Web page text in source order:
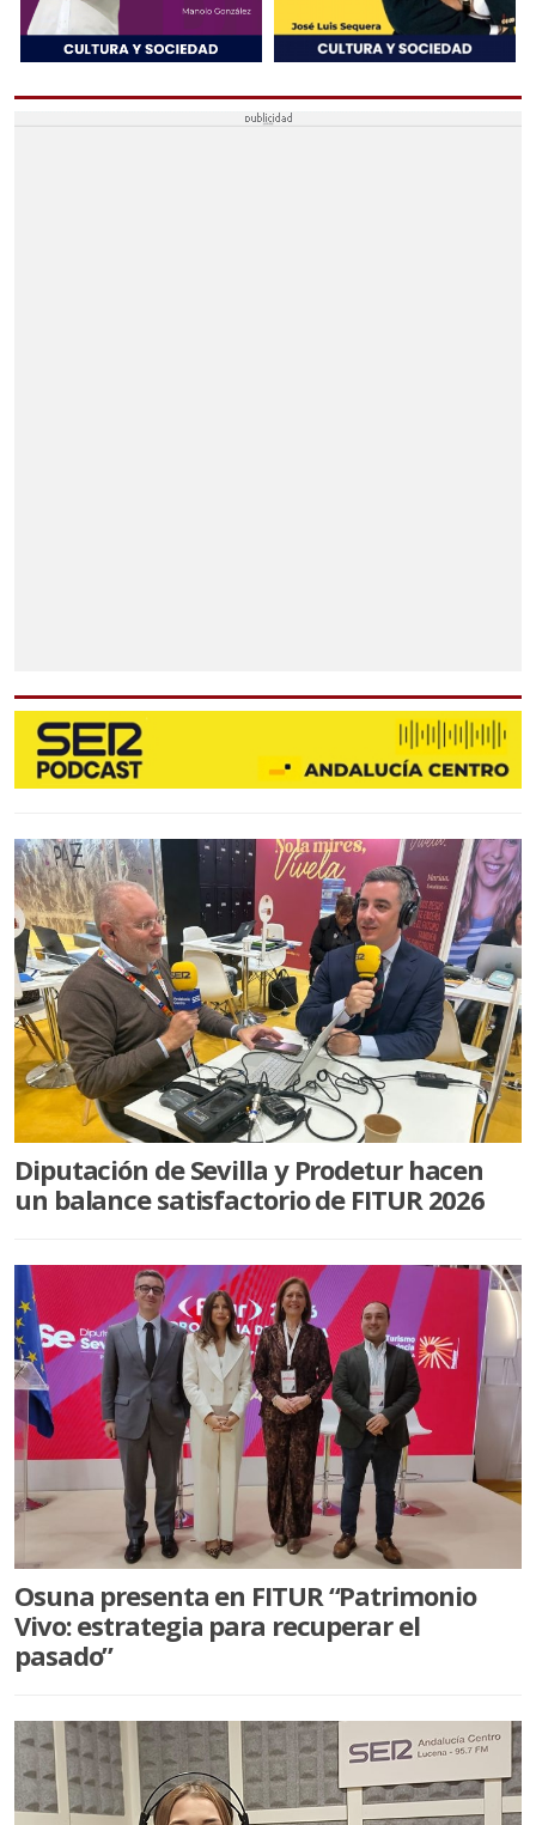
ECIJA
CAÑADA ROSAL
FUENTES DE ANDALUCÍA
OSUNA
AGUADULCE
EL SAUCEJO
LANTEJUELA
LOS CORRALES
MARCHENA
MARTÍN DE LA JARA
PUEBLA DE CAZALLA
VILLANUEVA DE SAN JUAN
ALGÁMITAS
SER EMPRESARIOS
Diputación de Sevilla y Prodetur hacen
un balance satisfactorio de FITUR 2026
Osuna presenta en FITUR “Patrimonio
Vivo: estrategia para recuperar el
pasado”